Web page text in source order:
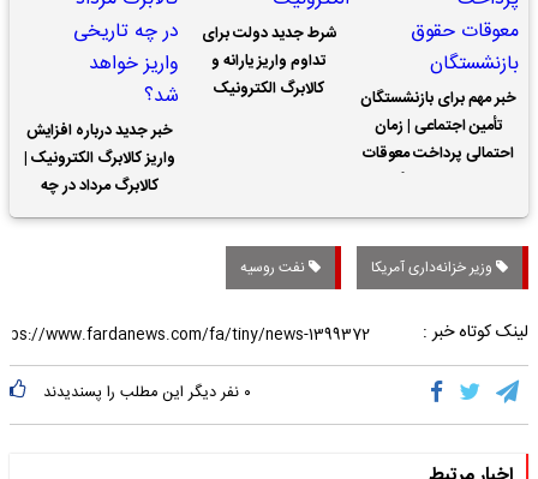
خبر مهم برای بازنشستگان
تأمین اجتماعی | زمان
احتمالی پرداخت معوقات
شرط جدید دولت برای
تداوم واریز یارانه و
کالابرگ الکترونیک
خبر جدید درباره افزایش
واریز کالابرگ الکترونیک |
کالابرگ مرداد در چه
تاریخی واریز خواهد شد؟
وزیر خزانه‌داری آمریکا نفت روسیه
لینک کوتاه خبر :
۰ نفر دیگر این مطلب را پسندیدند